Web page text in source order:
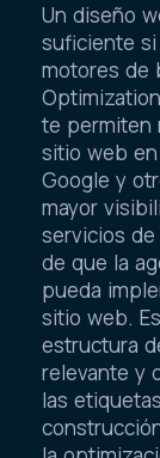
Un diseño
suficiente
motores de
te permiten
sitio web
Google y
mayor
servicios de
de que la
pueda
sitio web.
estructura
relevante y
las